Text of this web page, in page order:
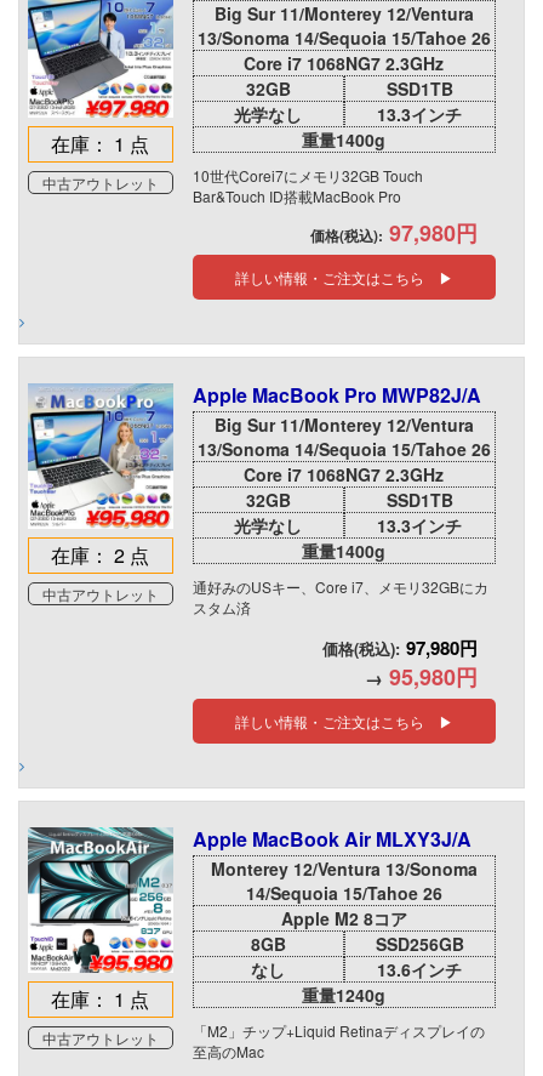
在庫： 1 点
中古アウトレット
Big Sur 11/Monterey 12/Ventura
13/Sonoma 14/Sequoia 15/Tahoe 26
Core i7 1068NG7 2.3GHz
32GB
SSD1TB
光学なし
13.3インチ
重量1400g
10世代Corei7にメモリ32GB Touch
Bar&Touch ID搭載MacBook Pro
価格(税込): 97,980円
詳しい情報・ご注文はこちら ▶
在庫： 2 点
中古アウトレット
Apple MacBook Pro MWP82J/A
Big Sur 11/Monterey 12/Ventura
13/Sonoma 14/Sequoia 15/Tahoe 26
Core i7 1068NG7 2.3GHz
32GB
SSD1TB
光学なし
13.3インチ
重量1400g
通好みのUSキー、Core i7、メモリ32GBにカ
スタム済
価格(税込): 97,980円
→ 95,980円
詳しい情報・ご注文はこちら ▶
在庫： 1 点
中古アウトレット
Apple MacBook Air MLXY3J/A
Monterey 12/Ventura 13/Sonoma
14/Sequoia 15/Tahoe 26
Apple M2 8コア
8GB
SSD256GB
なし
13.6インチ
重量1240g
「M2」チップ+Liquid Retinaディスプレイの
至高のMac